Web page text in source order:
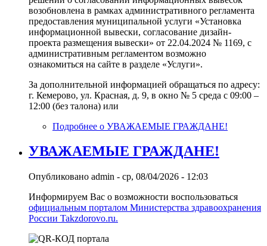
возобновлена в рамках административного регламента
предоставления муниципальной услуги «Установка
информационной вывески, согласование дизайн-
проекта размещения вывески» от 22.04.2024 № 1169, с
административным регламентом возможно
ознакомиться на сайте в разделе «Услуги».
За дополнительной информацией обращаться по адресу:
г. Кемерово, ул. Красная, д. 9, в окно № 5 среда с 09:00 –
12:00 (без талона) или
Подробнее о УВАЖАЕМЫЕ ГРАЖДАНЕ!
УВАЖАЕМЫЕ ГРАЖДАНЕ!
Опубликовано admin - ср, 08/04/2026 - 12:03
Информируем Вас о возможности воспользоваться
официальным порталом Министерства здравоохранения
России Takzdorovo.ru.